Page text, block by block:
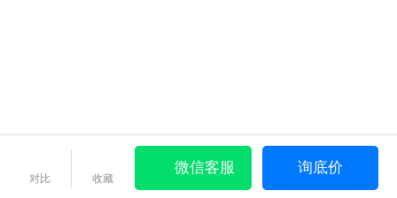
对比 收藏
微信客服 询底价